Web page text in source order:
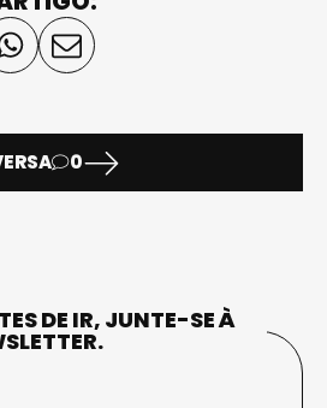
0
DE IR, JUNTE-SE À